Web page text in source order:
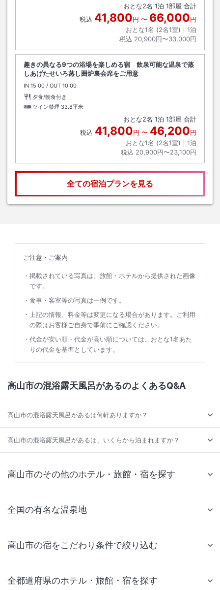
おとな2名 1泊 1部屋 合計
税込 41,800円 〜 66,000円
おとな1名 (2名1室)｜ 1泊
税込 20,900円〜33,000円
趣きの異なる9つの浴場を楽しめる宿 飲泉可能な温泉で蒸
しあげたせいろ蒸し囲炉裏会席をご用意
IN チェックイン
15:00 / OUT チェックアウト
10:00
夕食/朝食付き
ツイン禁煙 33.8平米
おとな2名 1泊 1部屋 合計
税込 41,800円 〜 46,200円
おとな1名 (2名1室)｜ 1泊
税込 20,900円〜23,100円
全ての宿泊プランを見る
ご注意・ご案内
掲載されている写真は、旅館・ホテルから提供された画像
です。
食事・客室等の写真は一例です。
上記の情報、料金等は変更になる場合があります。ご利用
の際はお客様ご自身で事前にご確認ください。
代金が安い順・代金が高い順については、おとな1名あた
りの代金を基準としています。
高山市の混浴露天風呂があるのよくあるQ&A
高山市の混浴露天風呂があるは何軒ありますか？
高山市の混浴露天風呂があるは、いくらから泊まれますか？
高山市のその他のホテル・旅館・宿を探す
全国の有名な温泉地
高山市の宿をこだわり条件で絞り込む
全都道府県のホテル・旅館・宿を探す